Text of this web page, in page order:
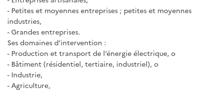
- Petites et moyennes entreprises ; petites et moyennes
industries,
- Grandes entreprises.
Ses domaines d’intervention :
- Production et transport de l’énergie électrique, o
- Bâtiment (résidentiel, tertiaire, industriel), o
- Industrie,
- Agriculture,